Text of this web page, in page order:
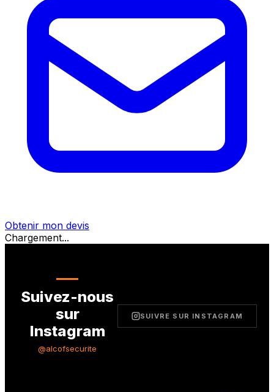
Obtenir mon devis
Chargement...
Suivez-nous
sur
Instagram
@alcofsecurite
SUIVRE SUR INSTAGRAM